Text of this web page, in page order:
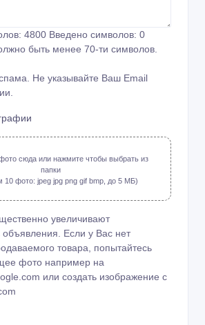
4800 Введено символов: 0
быть менее 70-ти символов.
Не указывайте Ваш Email
сюда или нажмите чтобы выбрать из
папки
10 фото: jpeg jpg png gif bmp, до 5 МБ)
увеличивают
Если у Вас нет
товара, попытайтесь
фото например на
или создать изображение с